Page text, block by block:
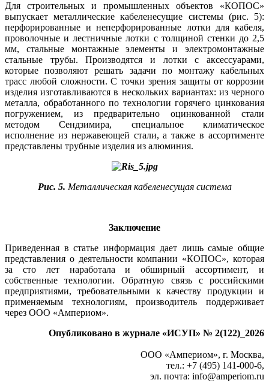
Для строительных и промышленных объектов «КОПОС»
выпускает металлические кабеленесущие системы (рис. 5):
перфорированные и неперфорированные лотки для кабеля,
проволочные и лестничные лотки с толщиной стенки до 2,5
мм, стальные монтажные элементы и электромонтажные
стальные трубы. Производятся и лотки с аксессуарами,
которые позволяют решать задачи по монтажу кабельных
трасс любой сложности. С точки зрения защиты от коррозии
изделия изготавливаются в нескольких вариантах: из черного
металла, обработанного по технологии горячего цинкования
погружением, из предварительно оцинкованной стали
методом Сендзимира, специальное климатическое
исполнение из нержавеющей стали, а также в ассортименте
представлены трубные изделия из алюминия.
Рис. 5. Металлическая кабеленесущая система
Заключение
Приведенная в статье информация дает лишь самые общие
представления о деятельности компании «­КОПОС», которая
за сто лет наработала и обширный ассортимент, и
собственные технологии. Обратную связь с российскими
предприятиями, требовательными к качеству продукции и
применяемым технологиям, производитель поддерживает
через ООО «Ампериом».
Опубликовано в журнале «ИСУП» № 2(122)_2026
ООО «Ампериом», г. Москва,
тел.: +7 (495) 141-000-6,
эл. почта: info@amperiom.ru